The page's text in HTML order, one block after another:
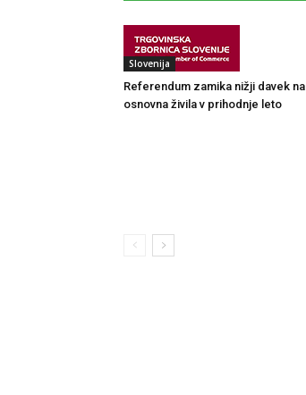
Slovenija
Referendum zamika nižji davek na
osnovna živila v prihodnje leto